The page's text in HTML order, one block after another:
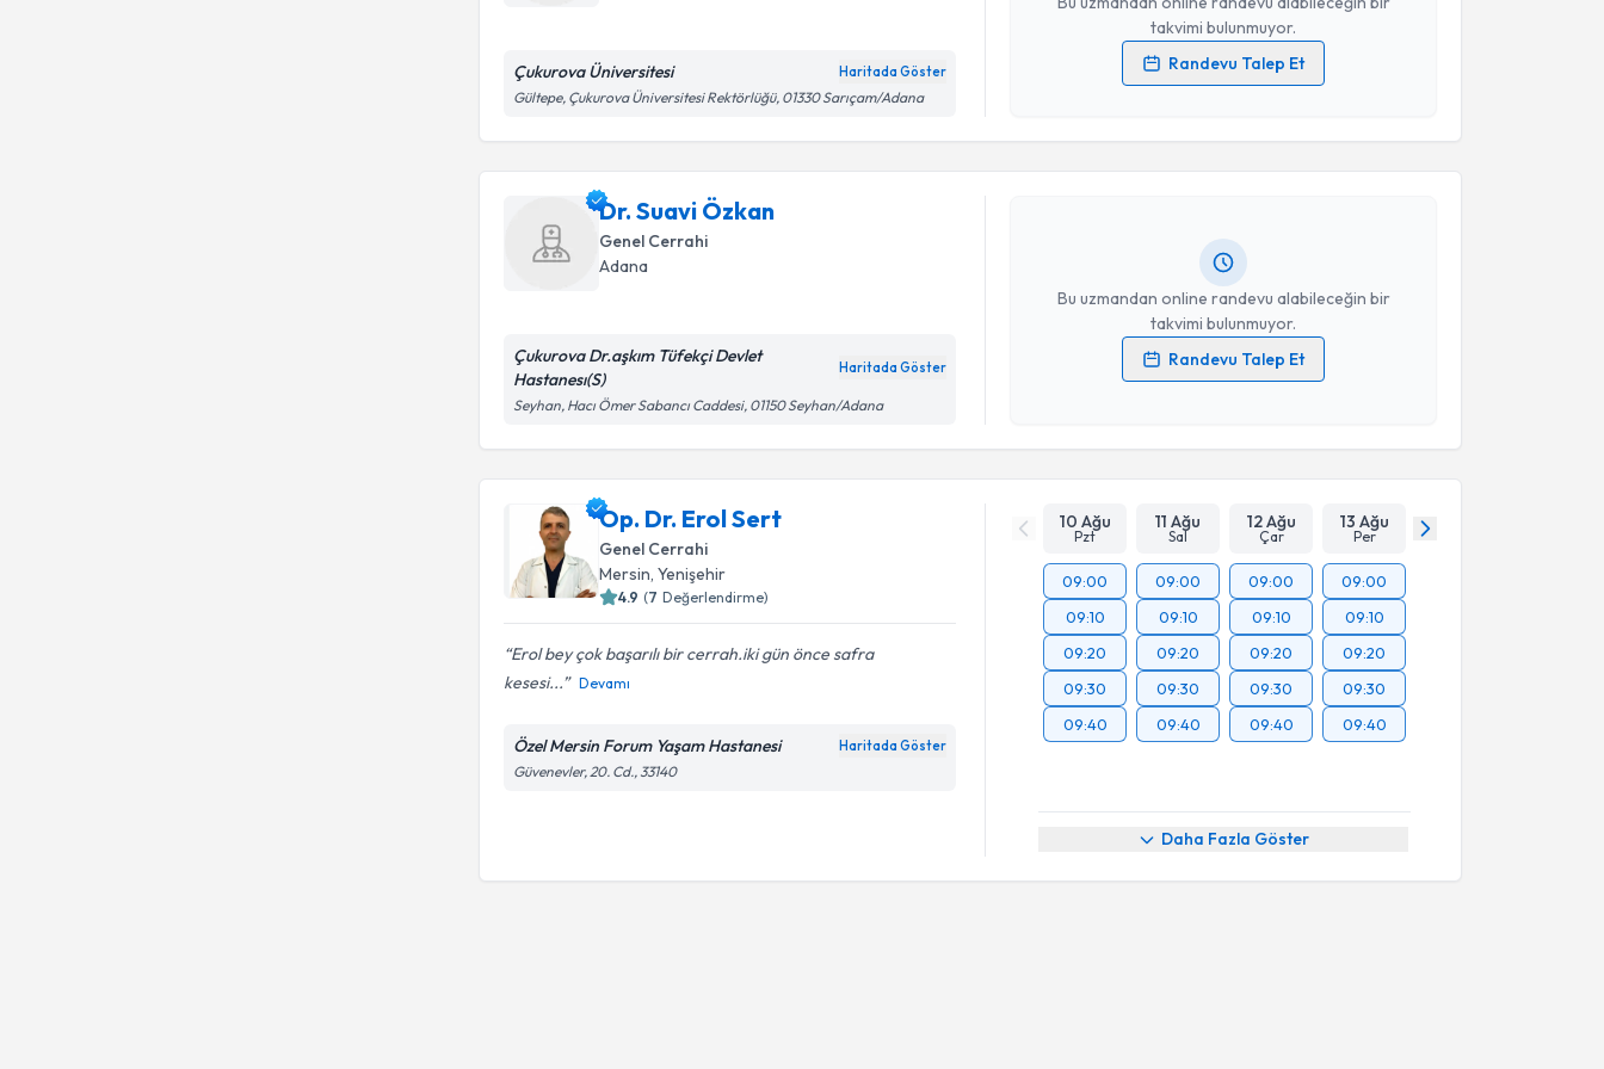
Çukurova Üniversitesi Haritada Göster
Gültepe, Çukurova Üniversitesi Rektörlüğü, 01330 Sarıçam/Adana
takvimi bulunmuyor.
Randevu Talep Et
Kişisel verilerimin işlenmesine ilişkinAydınlatma Metni
işlenmesini kabul ediyorum.
Dr. Suavi Özkan
Genel Cerrahi
Adana
Çukurova Dr.aşkım Tüfekçi Devlet
Hastanesı(S)
Haritada Göster
Seyhan, Hacı Ömer Sabancı Caddesi, 01150 Seyhan/Adana
Bu uzmandan online randevu alabileceğin bir
takvimi bulunmuyor.
Randevu Talep Et
Randevu Takvimi Talebi
Dr. Suavi Özkaniçin randevu takvimi talebi oluşturun. Size bu
uzmandan randevu almanız için bir takvim hazırlandığında e-
Kişisel verilerimin işlenmesine ilişkinAydınlatma Metni
Op. Dr. Erol Sert
Genel Cerrahi
Mersin, Yenişehir
4.9 (7 Değerlendirme)
Erol bey çok başarılı bir cerrah.iki gün önce safra
kesesi...
Devamı
Özel Mersin Forum Yaşam Hastanesi Haritada Göster
Güvenevler, 20. Cd., 33140
10 Ağu
Pzt
11 Ağu
Sal
12 Ağu
Çar
13 Ağu
Per
09:00
09:10
09:20
09:30
09:40
09:00
09:10
09:20
09:30
09:40
09:00
09:10
09:20
09:30
09:40
09:00
09:10
09:20
09:30
09:40
Daha Fazla Göster